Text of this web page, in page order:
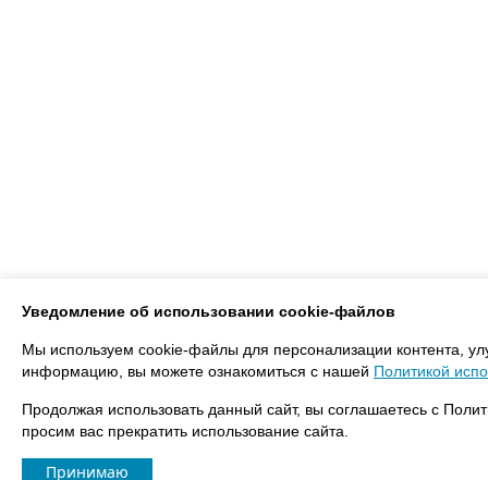
Уведомление об использовании cookie-файлов
Мы используем cookie-файлы для персонализации контента,
информацию, вы можете ознакомиться с нашей Политикой
Продолжая использовать данный сайт, вы соглашаетесь с
просим вас прекратить использование сайта.
Принимаю